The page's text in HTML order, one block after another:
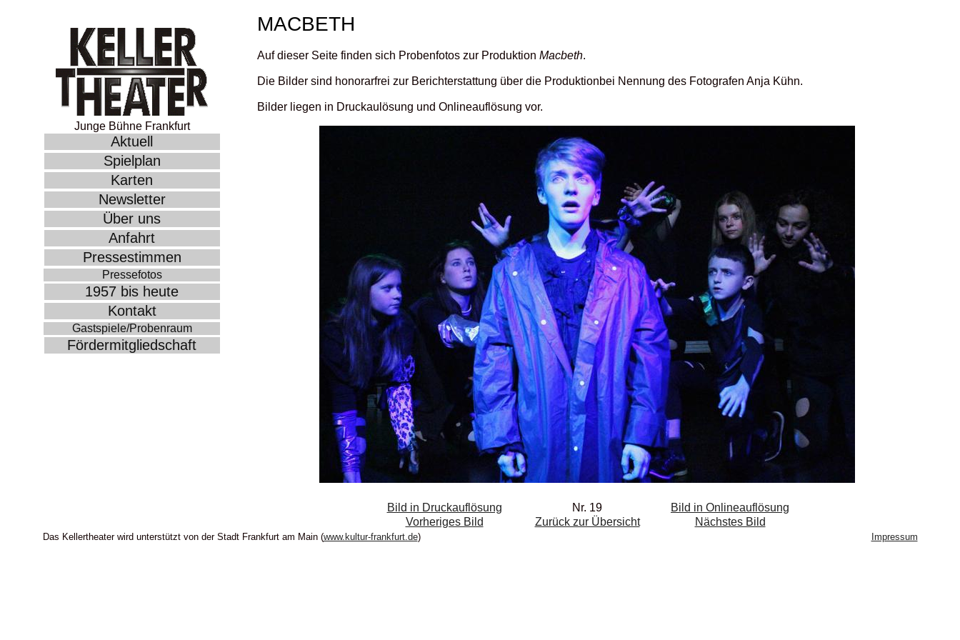
Junge Bühne Frankfurt
Aktuell
Spielplan
Karten
Newsletter
Über uns
Anfahrt
Pressestimmen
Pressefotos
1957 bis heute
Kontakt
Gastspiele/Probenraum
Fördermitgliedschaft
MACBETH
Auf dieser Seite finden sich Probenfotos zur Produktion Macbeth.
Die Bilder sind honorarfrei zur Berichterstattung über die Produktionbei Nennung des Fotografen Anja Kühn.
Bilder liegen in Druckaulösung und Onlineauflösung vor.
Bild in Druckauflösung Nr. 19
Bild in Onlineauflösung
Vorheriges Bild
Zurück zur Übersicht Nächstes Bild
Das Kellertheater wird unterstützt von der Stadt Frankfurt am Main (www.kultur-frankfurt.de) Impressum